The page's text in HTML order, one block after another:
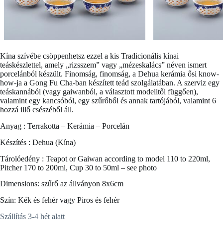
Kína szívébe csöppenhetsz ezzel a kis Tradicionális kínai
teáskészlettel, amely „rizsszem” vagy „mézeskalács” néven ismert
porcelánból készült. Finomság, finomság, a Dehua kerámia ősi know-
how-ja a Gong Fu Cha-ban készített teád szolgálatában. A szerviz egy
teáskannából (vagy gaiwanból, a választott modelltől függően),
valamint egy kancsóból, egy szűrőből és annak tartójából, valamint 6
hozzá illő csészéből áll.
Anyag : Terrakotta – Kerámia – Porcelán
Készítés : Dehua (Kína)
Tárolóedény : Teapot or Gaiwan according to model 110 to 220ml,
Pitcher 170 to 200ml, Cup 30 to 50ml – see photo
Dimensions: szűrő az állványon 8x6cm
Szín: Kék és fehér vagy Piros és fehér
Szállítás 3-4 hét alatt